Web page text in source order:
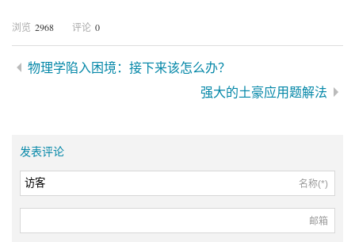
浏览 2968 评论 0
物理学陷入困境：接下来该怎么办？
强大的土豪应用题解法
发表评论
名称(*)
邮箱